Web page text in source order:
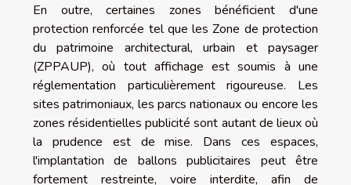
En outre, certaines zones bénéficient d'une
protection renforcée tel que les Zone de protection
du patrimoine architectural, urbain et paysager
(ZPPAUP), où tout affichage est soumis à une
réglementation particulièrement rigoureuse. Les
sites patrimoniaux, les parcs nationaux ou encore les
zones résidentielles publicité sont autant de lieux où
la prudence est de mise. Dans ces espaces,
l'implantation de ballons publicitaires peut être
fortement restreinte, voire interdite, afin de